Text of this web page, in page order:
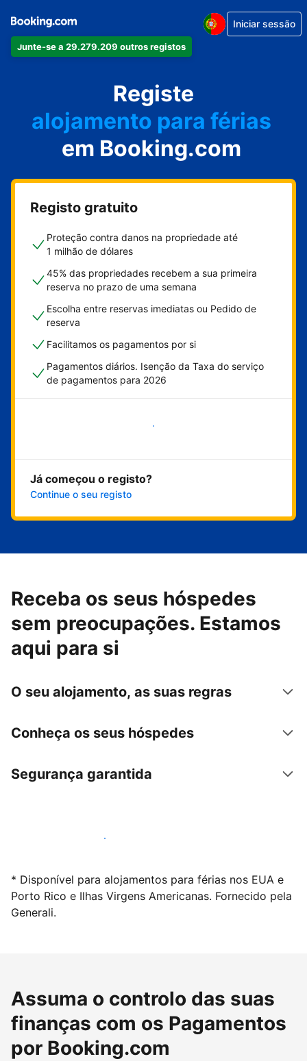
Junte-se a 29.279.209 outros registos
Iniciar sessão
Registe
o seu apartamento
o seu hotel
alojamento para férias
a sua villa
o seu hostel
em Booking.com
Registo gratuito
Proteção contra danos na propriedade até
1 milhão de dólares
45% das propriedades recebem a sua primeira
reserva no prazo de uma semana
Escolha entre reservas imediatas ou Pedido de
reserva
Facilitamos os pagamentos por si
Pagamentos diários. Isenção da Taxa do serviço
de pagamentos para 2026
Comece já
Já começou o registo?
Continue o seu registo
Receba os seus hóspedes
sem preocupações. Estamos
aqui para si
O seu alojamento, as suas regras
Conheça os seus hóspedes
Segurança garantida
Anuncie connosco hoje mesmo
* Disponível para alojamentos para férias nos EUA e
Porto Rico e Ilhas Virgens Americanas. Fornecido pela
Generali.
Assuma o controlo das suas
finanças com os Pagamentos
por Booking.com